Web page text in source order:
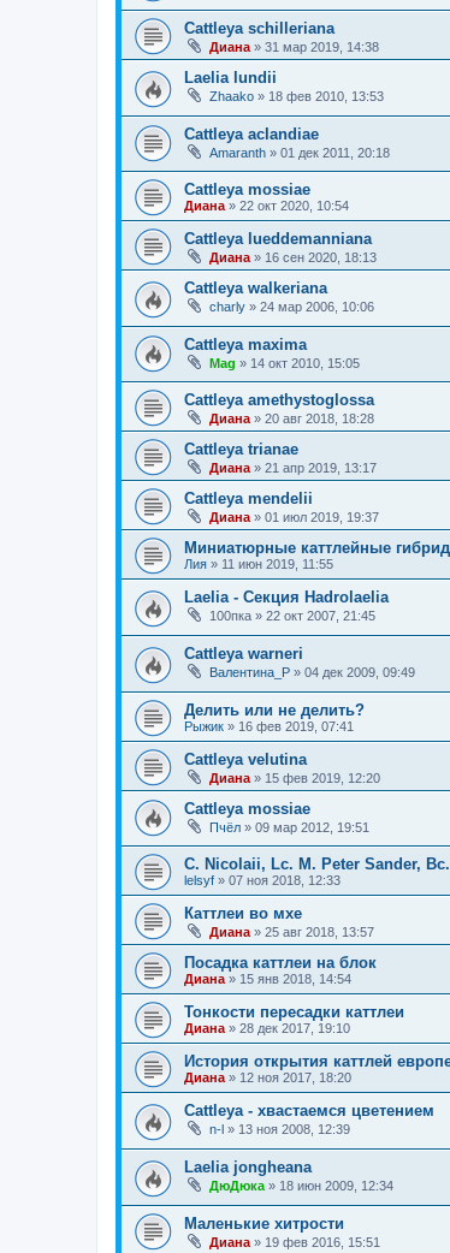
Cattleya schilleriana
Диана » 31 мар 2019, 14:38
Laelia lundii
Zhaako » 18 фев 2010, 13:53
Сattleya aclandiae
Amaranth » 01 дек 2011, 20:18
Cattleya mossiae
Диана » 22 окт 2020, 10:54
Cattleya lueddemanniana
Диана » 16 сен 2020, 18:13
Cattleya walkeriana
charly » 24 мар 2006, 10:06
Cattleya maxima
Mag » 14 окт 2010, 15:05
Cattleya amethystoglossa
Диана» 20 авг 2018, 18:28
Cattleya trianae
Диана» 21 апр 2019, 13:17
Cattleya mendelii
Диана» 01 июл 2019, 19:37
Миниатюрные каттлейные
Лия » 11 июн 2019, 11:55
Laelia - Секция Hadrolaelia
100пка » 22 окт 2007, 21:45
Cattleya warneri
Валентина_Р » 04 дек 2009, 09:49
Делить или не делить?
Рыжик » 16 фев 2019, 07:41
Cattleya velutina
Диана » 15 фев 2019, 12:20
Cattleya mossiae
Пчёл » 09 мар 2012, 19:51
C. Nicolaii, Lс. M. Peter Sander,
lelsyf » 07 ноя 2018, 12:33
Каттлеи во мхе
Диана» 25 авг 2018, 13:57
Посадка каттлеи на блок
Диана» 15 янв 2018, 14:54
Тонкости пересадки каттлеи
Диана» 28 дек 2017, 19:10
История открытия каттлей
Диана» 12 ноя 2017, 18:20
Cattleya - хвастаемся цветением
n-l » 13 ноя 2008, 12:39
Laelia jongheana
ДюДюка » 18 июн 2009, 12:34
Маленькие хитрости
Диана » 19 фев 2016, 15:51